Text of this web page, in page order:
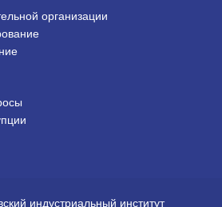
организации
индустриальный институт